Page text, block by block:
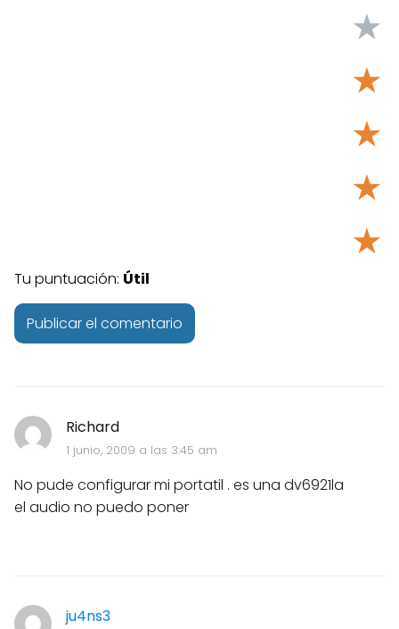
Richard
1 junio, 2009 a las 3:45 am
No pude configurar mi portatil . es una dv6921la
el audio no puedo poner
ju4ns3
★
★
★
★
★
Tu puntuación: Útil